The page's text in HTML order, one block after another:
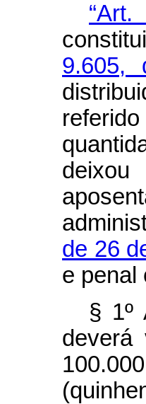
“Art.
9.605,
de 26
e penal
§
deverá